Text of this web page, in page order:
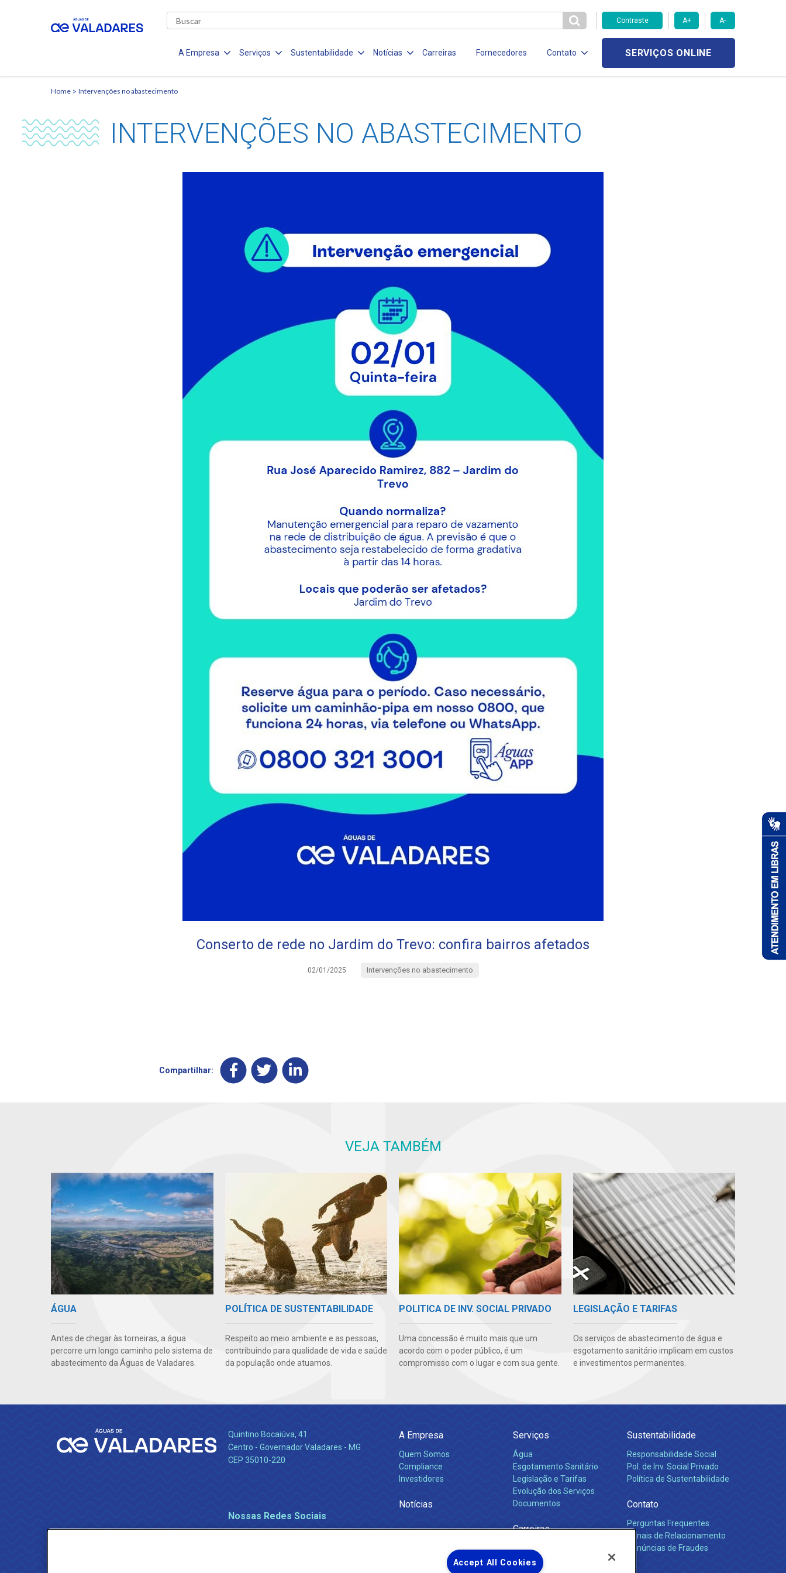
Contraste A+ A-
A Empresa Serviços Sustentabilidade Notícias Carreiras Fornecedores Contato SERVIÇOS ONLINE
Home Intervenções no abastecimento
INTERVENÇÕES NO ABASTECIMENTO
Conserto de rede no Jardim do Trevo: confira bairros afetados
02/01/2025 Intervenções no abastecimento
Compartilhar:
VEJA TAMBÉM
ÁGUA
Antes de chegar às torneiras, a água
percorre um longo caminho pelo sistema de
abastecimento da Águas de Valadares.
POLÍTICA DE SUSTENTABILIDADE
Respeito ao meio ambiente e as pessoas,
contribuindo para qualidade de vida e saúde
da população onde atuamos.
POLITICA DE INV. SOCIAL PRIVADO
Uma concessão é muito mais que um
acordo com o poder público, é um
compromisso com o lugar e com sua gente.
LEGISLAÇÃO E TARIFAS
Os serviços de abastecimento de água e
esgotamento sanitário implicam em custos
e investimentos permanentes.
Quintino Bocaiúva, 41
Centro - Governador Valadares - MG
CEP 35010-220
Nossas Redes Sociais
A Empresa
Quem Somos
Compliance
Investidores
Notícias
Serviços
Água
Esgotamento Sanitário
Legislação e Tarifas
Evolução dos Serviços
Documentos
Carreiras
Sustentabilidade
Responsabilidade Social
Pol. de Inv. Social Privado
Política de Sustentabilidade
Contato
Perguntas Frequentes
Canais de Relacionamento
Denúncias de Fraudes
Accept All Cookies